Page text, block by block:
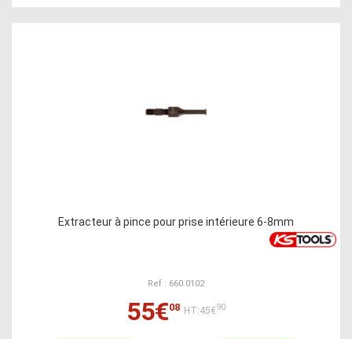
Extracteur à pince pour prise intérieure 6-8mm
Ref : 660.0102
55€08 HT:45€90